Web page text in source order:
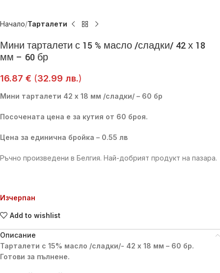
Начало Тарталети
Мини тарталети с 15 % масло /сладки/ 42 х 18
мм – 60 бр
16.87 € (32.99 лв.)
Мини тарталети 42 х 18 мм /сладки/ – 60 бр
Посочената цена е за кутия от 60 броя.
Цена за единична бройка – 0.55 лв
Ръчно произведени в Белгия. Най-добрият продукт на пазара.
Изчерпан
Add to wishlist
Описание
Тарталети с 15% масло /сладки/- 42 х 18 мм – 60 бр.
Готови за пълнене.